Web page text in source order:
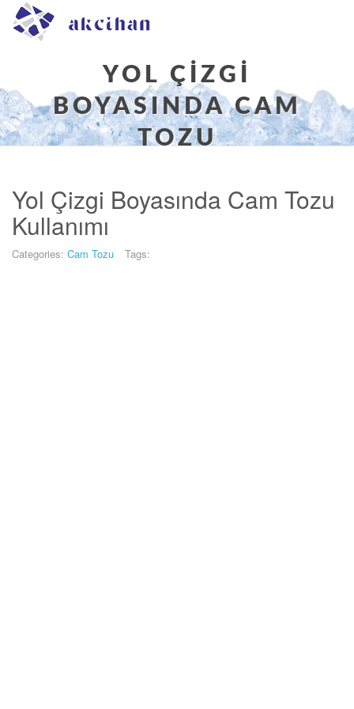
YOL ÇIZGI
BOYASINDA CAM
TOZU
Buradasınız:Home/Archives/ Tag /yol çizgi boyasında
Yol Çizgi Boyasında Cam Tozu
Kullanımı
Categories: Cam Tozu Tags: